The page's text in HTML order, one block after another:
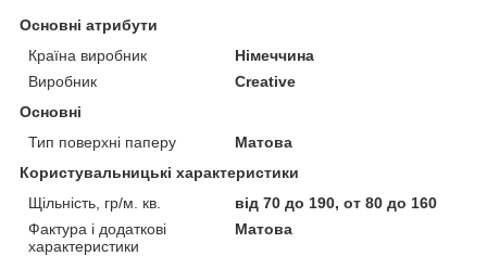
Основні атрибути
Країна виробник
Німеччина
Виробник
Creative
Основні
Тип поверхні паперу
Матова
Користувальницькі характеристики
Щільність, гр/м. кв.
від 70 до 190, от 80 до 160
Фактура і додаткові
характеристики
Матова